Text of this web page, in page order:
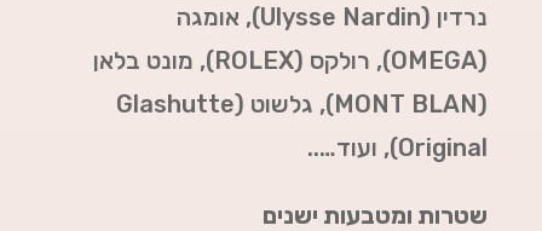
נרדין (Ulysse Nardin),
אומגה
(
OMEGA
), רולקס (ROLEX
), מונט בלאן
(
MONT BLAN
),
גלשוט (Glashutte
Original),
ועוד…..
שטרות ומטבעות ישנים